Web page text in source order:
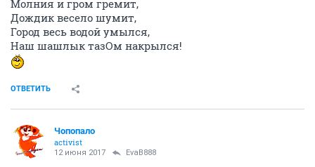
Молния и гром гремит,
Дождик весело шумит,
Город весь водой умылся,
Наш шашлык тазОм накрылся!
ОТВЕТИТЬ
Чопопало
activist
12 июня 2017 EvaB888